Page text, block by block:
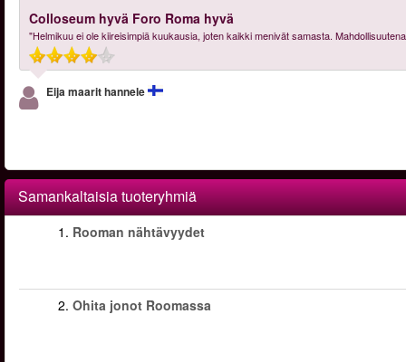
Colloseum hyvä Foro Roma hyvä
"Helmikuu ei ole kiireisimpiä kuukausia, joten kaikki menivät samasta.
Eija maarit hannele
Samankaltaisia tuoteryhmiä
1. Rooman nähtävyydet
2. Ohita jonot Roomassa